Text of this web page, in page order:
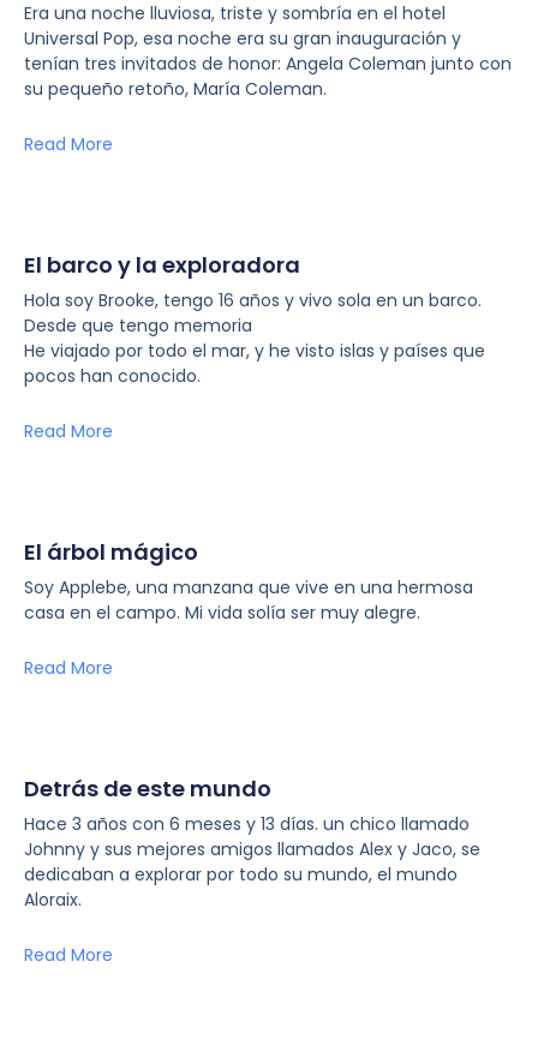
Era una noche lluviosa, triste y sombría en el hotel
Universal Pop, esa noche era su gran inauguración y
tenían tres invitados de honor: Angela Coleman junto con
su pequeño retoño, María Coleman.
Read More
El barco y la exploradora
Hola soy Brooke, tengo 16 años y vivo sola en un barco.
Desde que tengo memoria
He viajado por todo el mar, y he visto islas y países que
pocos han conocido.
Read More
El árbol mágico
Soy Applebe, una manzana que vive en una hermosa
casa en el campo. Mi vida solía ser muy alegre.
Read More
Detrás de este mundo
Hace 3 años con 6 meses y 13 días. un chico llamado
Johnny y sus mejores amigos llamados Alex y Jaco, se
dedicaban a explorar por todo su mundo, el mundo
Aloraix.
Read More